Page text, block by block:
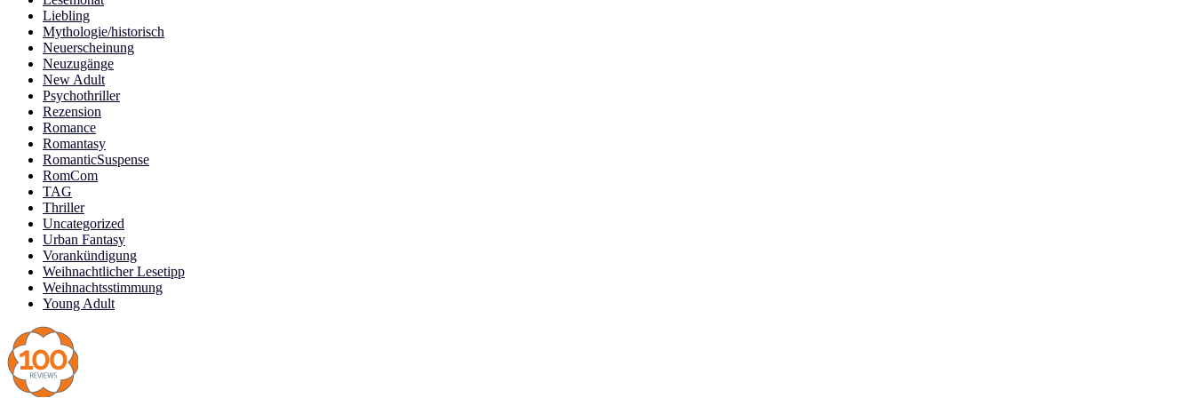
Liebling
Mythologie/historisch
Neuerscheinung
Neuzugänge
New Adult
Psychothriller
Rezension
Romance
Romantasy
RomanticSuspense
RomCom
TAG
Thriller
Uncategorized
Urban Fantasy
Vorankündigung
Weihnachtlicher Lesetipp
Weihnachtsstimmung
Young Adult